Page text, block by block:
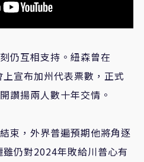
仍互相支持。紐森曾在
宣布加州代表票數，正式
讚揚兩人數十年交情。
束，外界普遍預期他將角逐
仍對2024年敗給川普心有